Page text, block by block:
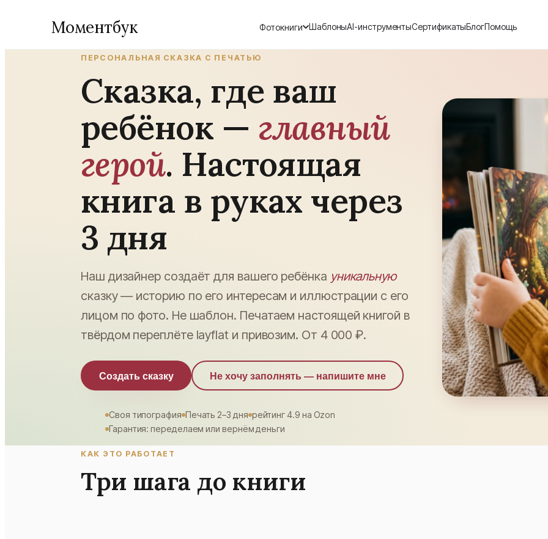
Моментбук Фотокниги
Свадебная ХИТ Детская
Семейная
На годовщину свадьбы
Премиум-обложка
Layflat
Разворот без сгиба
Выпускные альбомы
Для классов и групп
Сборка под
Дизайнер Анна · от
ШаблоныAI-инструментыСертификатыБлогПомощь
Сохраним ваши проекты
Создать книгу
Фотокниги
Все фотокниги
На годовщину свадьбы
PRO
AI-инструменты
Сертификаты
ПЕРСОНАЛЬНАЯ СКАЗКА С ПЕЧАТЬЮ
Сказка, где ваш
ребёнок — главный
герой. Настоящая
книга в руках через
3 дня
Наш дизайнер создаёт для вашего ребёнка уникальную
сказку — историю по его интересам и иллюстрации с его
лицом по фото. Не шаблон. Печатаем настоящей книгой в
твёрдом переплёте layflat и привозим. От 4 000 ₽.
Создать сказку Не хочу заполнять — напишите мне
Своя типография Печать 2–3 дня рейтинг 4.9 на Ozon
Гарантия: переделаем или вернём деньги
КАК ЭТО РАБОТАЕТ
Три шага до книги